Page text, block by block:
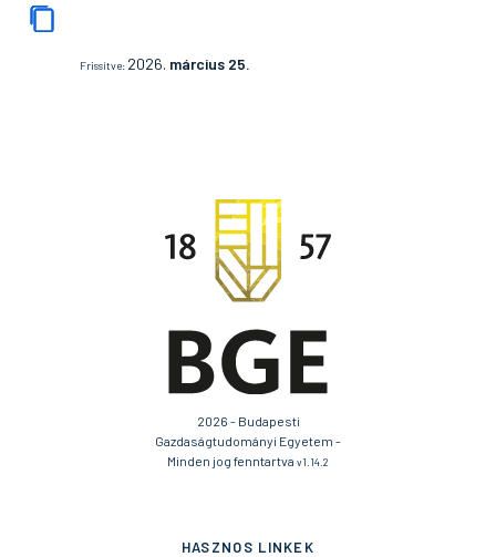
Frissítve: 2026. március 25.
2026 - Budapesti
Gazdaságtudományi Egyetem -
Minden jog fenntartva v1.14.2
HASZNOS LINKEK